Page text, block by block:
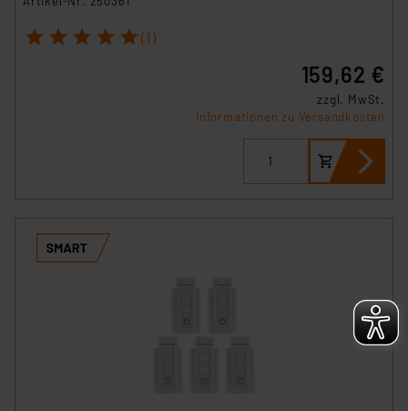
1 2 3 4 5 (1)
159,62 €
zzgl. MwSt.
Informationen zu Versandkosten